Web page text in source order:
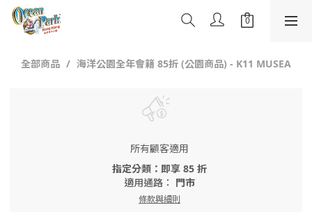
全部商品 海洋公園全年會籍 85折 (公園商品) - K11 MUSEA
所有顧客適用
指定分類：即享 85 折
適用通路： 門市
條款與細則